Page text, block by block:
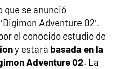
que se anunció
Adventure 02’.
el conocido estudio de
y estará basada en la
Adventure 02. La